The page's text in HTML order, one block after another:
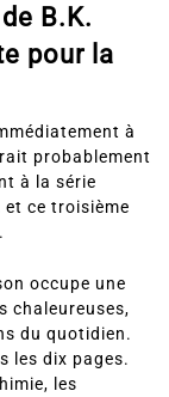
B.K.
pour la
à
probablement
à la série
ce troisième
occupe une
chaleureuses,
du quotidien.
les dix pages.
les